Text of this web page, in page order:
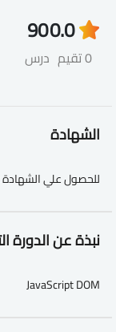
0.0
0 تقيم
90
درس
الشهادة
للحصول علي الشهادة
نبذة عن الدورة
JavaScript DOM